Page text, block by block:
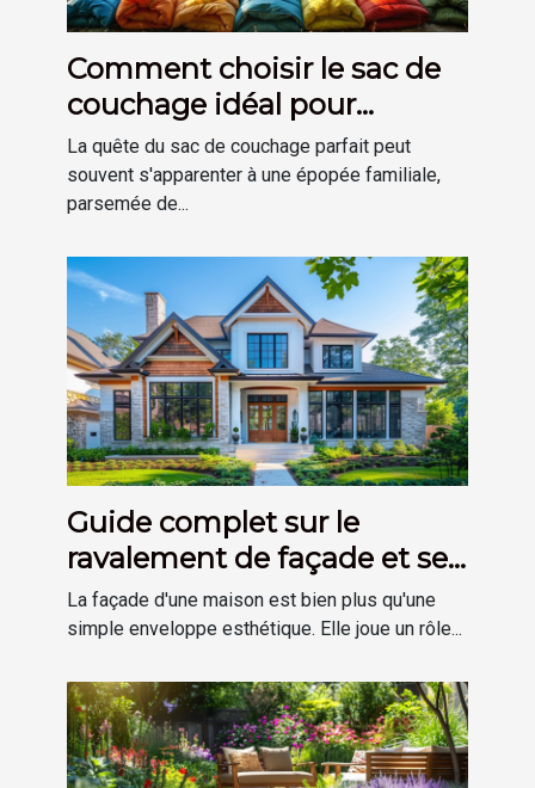
Comment choisir le sac de
couchage idéal pour
chaque membre de la
famille
La quête du sac de couchage parfait peut
souvent s'apparenter à une épopée familiale,
parsemée de...
Guide complet sur le
ravalement de façade et ses
avantages
La façade d'une maison est bien plus qu'une
simple enveloppe esthétique. Elle joue un rôle...